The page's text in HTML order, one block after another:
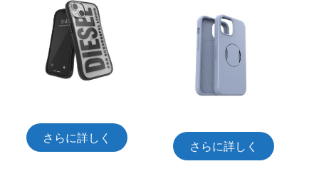
さらに詳しく
さらに詳しく